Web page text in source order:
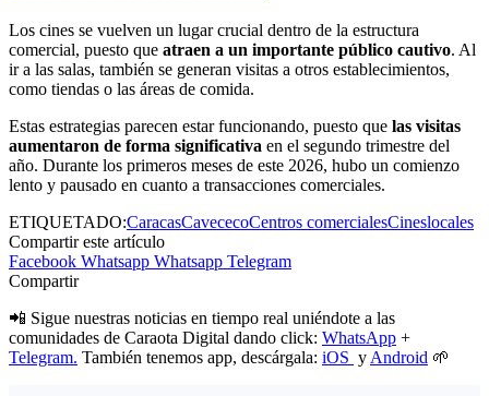
Los cines se vuelven un lugar crucial dentro de la estructura
comercial, puesto que atraen a un importante público cautivo. Al
ir a las salas, también se generan visitas a otros establecimientos,
como tiendas o las áreas de comida.
Estas estrategias parecen estar funcionando, puesto que las visitas
aumentaron de forma significativa en el segundo trimestre del
año. Durante los primeros meses de este 2026, hubo un comienzo
lento y pausado en cuanto a transacciones comerciales.
ETIQUETADO:CaracasCavececoCentros comercialesCineslocales
Compartir este artículo
Facebook Whatsapp Whatsapp Telegram
Compartir
📲 Sigue nuestras noticias en tiempo real uniéndote a las
comunidades de Caraota Digital dando click: WhatsApp +
Telegram. También tenemos app, descárgala: iOS y Android 🌱